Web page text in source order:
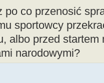
po co przenosić
sportowcy
albo przed
narodowymi?